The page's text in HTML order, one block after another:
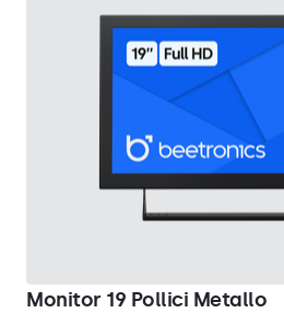
Monitor 19 Pollici Metallo